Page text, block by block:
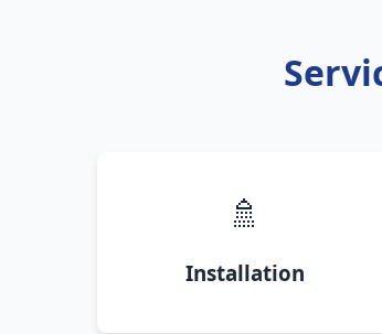
🚿
Installation